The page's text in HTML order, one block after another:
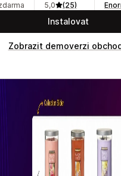
5,0
(25)
Instalovat
Zobrazit demoverzi